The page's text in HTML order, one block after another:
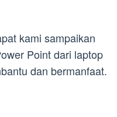
kami sampaikan
Point dari laptop
dan bermanfaat.